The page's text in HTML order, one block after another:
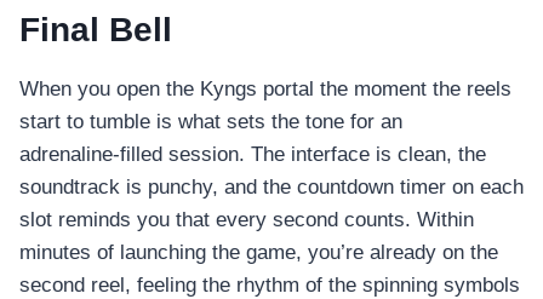
Final Bell
When you open the Kyngs portal the moment the reels
start to tumble is what sets the tone for an
adrenaline‑filled session. The interface is clean, the
soundtrack is punchy, and the countdown timer on each
slot reminds you that every second counts. Within
minutes of launching the game, you’re already on the
second reel, feeling the rhythm of the spinning symbols